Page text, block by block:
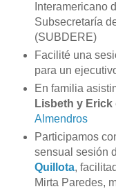
Interamericano
Subsecretaría
(SUBDERE)
Facilité una
para un
En familia
Lisbeth y Erick
Almendros
Participamos
sensual sesión
Quillota,
Mirta Paredes,